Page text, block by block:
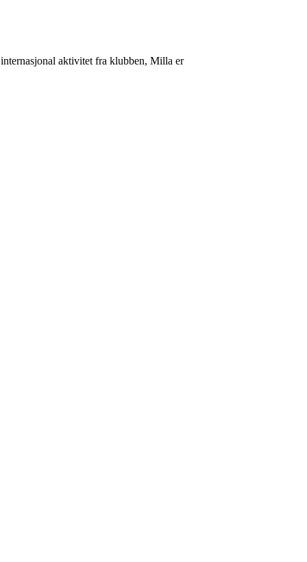
aktivitet fra klubben, Milla er